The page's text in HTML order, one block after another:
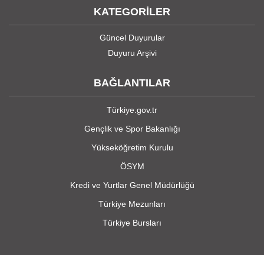
KATEGORİLER
Güncel Duyurular
Duyuru Arşivi
BAĞLANTILAR
Türkiye.gov.tr
Gençlik ve Spor Bakanlığı
Yükseköğretim Kurulu
ÖSYM
Kredi ve Yurtlar Genel Müdürlüğü
Türkiye Mezunları
Türkiye Bursları